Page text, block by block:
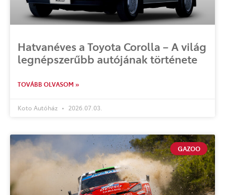
Hatvanéves a Toyota Corolla – A világ
legnépszerűbb autójának története
TOVÁBB OLVASOM »
Koto Autóház 2026.07.03.
GAZOO